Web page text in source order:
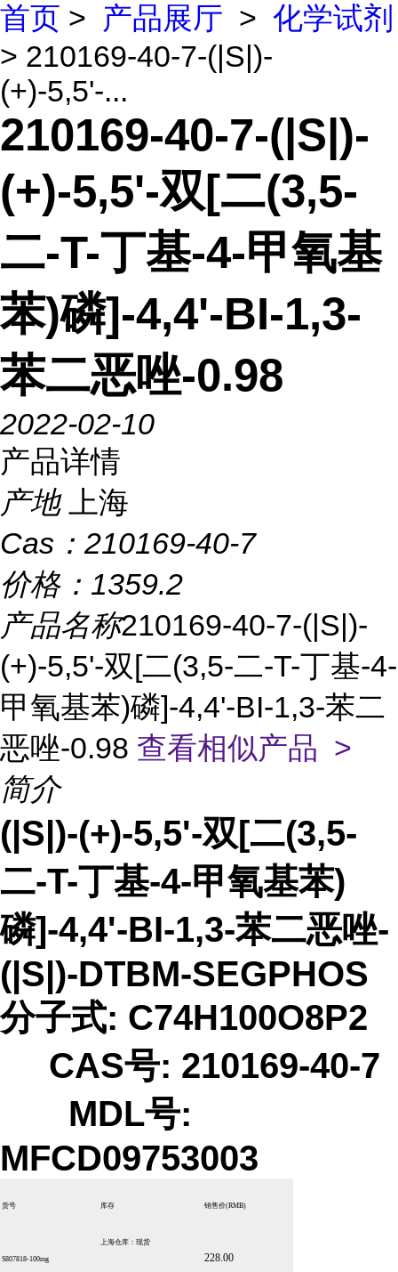
首页 > 产品展厅 > 化学试剂
> 210169-40-7-(|S|)-
(+)-5,5'-...
210169-40-7-(|S|)-
(+)-5,5'-双[二(3,5-
二-T-丁基-4-甲氧基
苯)磷]-4,4'-BI-1,3-
苯二恶唑-0.98
2022-02-10
产品详情
产地
上海
Cas： 210169-40-7
价格： 1359.2
产品名称210169-40-7-(|S|)-
(+)-5,5'-双[二(3,5-二-T-丁基-4-
甲氧基苯)磷]-4,4'-BI-1,3-苯二
恶唑-0.98 查看相似产品 >
简介
(|S|)-(+)-5,5'-双[二(3,5-
二-T-丁基-4-甲氧基苯)
磷]-4,4'-BI-1,3-苯二恶唑-
(|S|)-DTBM-SEGPHOS
分子式: C74H100O8P2
CAS号: 210169-40-7
MDL号:
MFCD09753003
货号 库存 销售价(RMB)
S807818-100mg
上海仓库：现货
228.00